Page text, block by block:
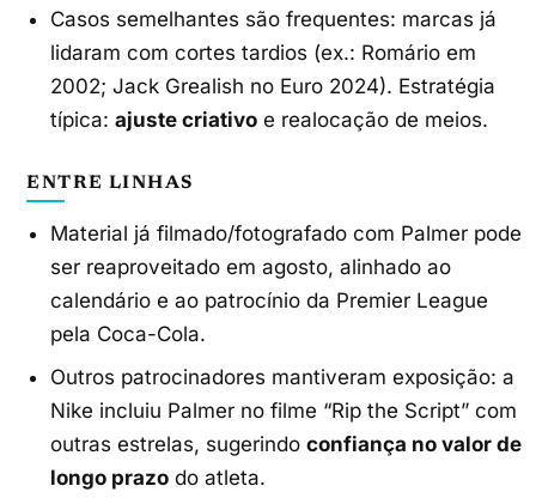
Casos semelhantes são frequentes: marcas já
lidaram com cortes tardios (ex.: Romário em
2002; Jack Grealish no Euro 2024). Estratégia
típica:ajuste criativo e realocação de meios.
ENTRE LINHAS
Material já filmado/fotografado com Palmer pode
ser reaproveitado em agosto, alinhado ao
calendário e ao patrocínio da Premier League
pela Coca-Cola.
Outros patrocinadores mantiveram exposição: a
Nike incluiu Palmer no filme “Rip the Script” com
outras estrelas, sugerindoconfiança no valor de
longo prazo do atleta.